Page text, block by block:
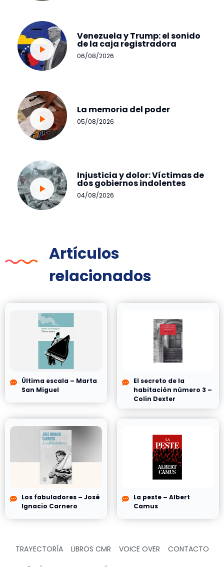
Venezuela y Trump: el sonido
de la caja registradora
06/08/2026
La memoria del poder
05/08/2026
Injusticia y dolor: Víctimas de
dos gobiernos indolentes
04/08/2026
Artículos
relacionados
Última escala – Marta
San Miguel
El secreto de la
habitación número 3 –
Colin Dexter
Los fabuladores – José
Ignacio Carnero
La peste – Albert
Camus
TRAYECTORÍA LIBROS CMR VOICE OVER CONTACTO